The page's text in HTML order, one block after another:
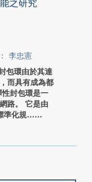
之研究
李忠憲
環由於其達
而具有成為都
封包環是一
路。 它是由
準化規...